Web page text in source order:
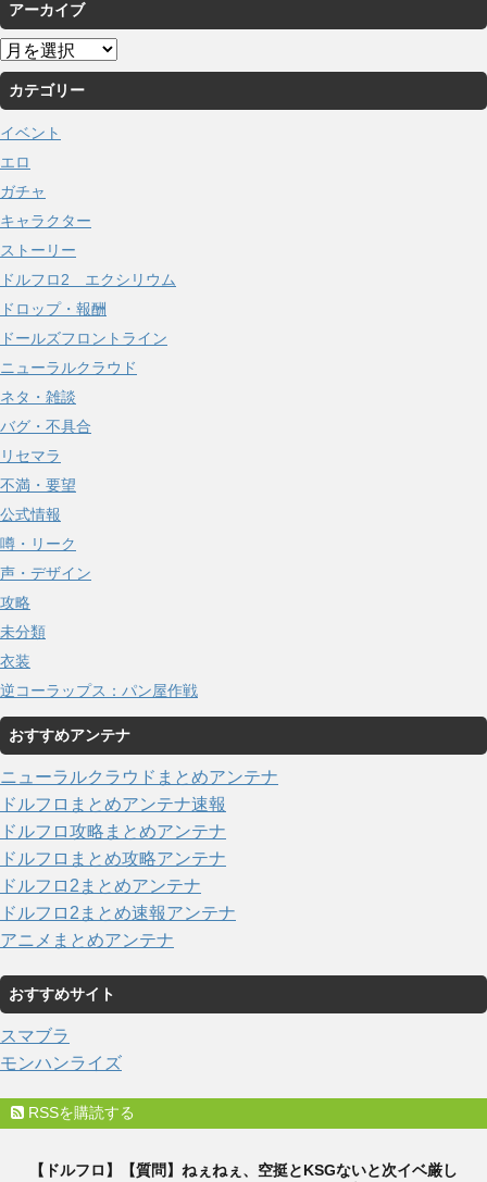
アーカイブ
ア
ー
カ
イ
ブ
カテゴリー
イベント
エロ
ガチャ
キャラクター
ストーリー
ドルフロ2 エクシリウム
ドロップ・報酬
ドールズフロントライン
ニューラルクラウド
ネタ・雑談
バグ・不具合
リセマラ
不満・要望
公式情報
噂・リーク
声・デザイン
攻略
未分類
衣装
逆コーラップス：パン屋作戦
おすすめアンテナ
ニューラルクラウドまとめアンテナ
ドルフロまとめアンテナ速報
ドルフロ攻略まとめアンテナ
ドルフロまとめ攻略アンテナ
ドルフロ2まとめアンテナ
ドルフロ2まとめ速報アンテナ
アニメまとめアンテナ
おすすめサイト
スマブラ
モンハンライズ
RSSを購読する
【ドルフロ】【質問】ねぇねぇ、空挺とKSGないと次イベ厳し